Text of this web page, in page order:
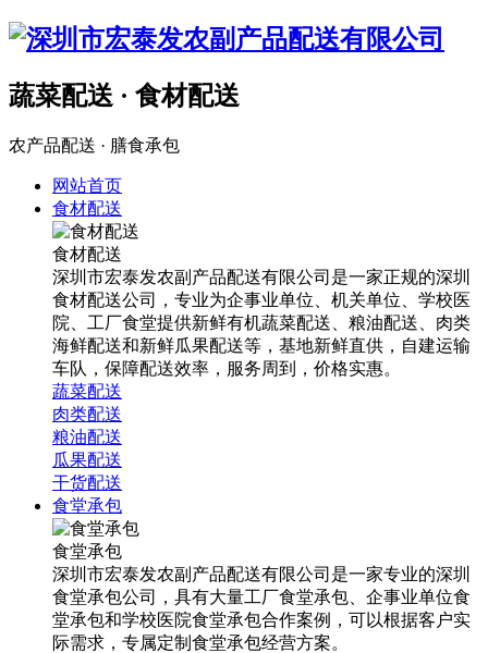
蔬菜配送 · 食材配送
农产品配送 · 膳食承包
网站首页
食材配送
食材配送
深圳市宏泰发农副产品配送有限公司是一家正规的深圳
食材配送公司，专业为企事业单位、机关单位、学校医
院、工厂食堂提供新鲜有机蔬菜配送、粮油配送、肉类
海鲜配送和新鲜瓜果配送等，基地新鲜直供，自建运输
车队，保障配送效率，服务周到，价格实惠。
蔬菜配送
肉类配送
粮油配送
瓜果配送
干货配送
食堂承包
食堂承包
深圳市宏泰发农副产品配送有限公司是一家专业的深圳
食堂承包公司，具有大量工厂食堂承包、企事业单位食
堂承包和学校医院食堂承包合作案例，可以根据客户实
际需求，专属定制食堂承包经营方案。